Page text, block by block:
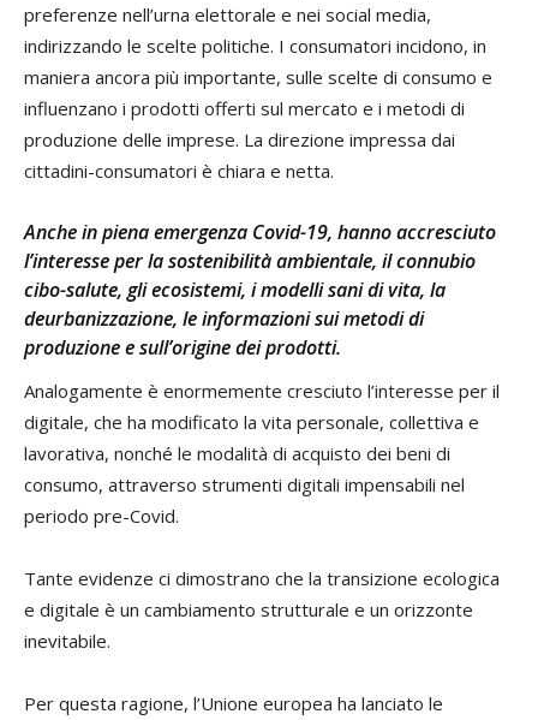
preferenze nell’urna elettorale e nei social media,
indirizzando le scelte politiche. I consumatori incidono, in
maniera ancora più importante, sulle scelte di consumo e
influenzano i prodotti offerti sul mercato e i metodi di
produzione delle imprese. La direzione impressa dai
cittadini-consumatori è chiara e netta.
Anche in piena emergenza Covid-19, hanno accresciuto
l’interesse per la sostenibilità ambientale, il connubio
cibo-salute, gli ecosistemi, i modelli sani di vita, la
deurbanizzazione, le informazioni sui metodi di
produzione e sull’origine dei prodotti.
Analogamente è enormemente cresciuto l’interesse per il
digitale, che ha modificato la vita personale, collettiva e
lavorativa, nonché le modalità di acquisto dei beni di
consumo, attraverso strumenti digitali impensabili nel
periodo pre-Covid.
Tante evidenze ci dimostrano che la transizione ecologica
e digitale è un cambiamento strutturale e un orizzonte
inevitabile.
Per questa ragione, l’Unione europea ha lanciato le